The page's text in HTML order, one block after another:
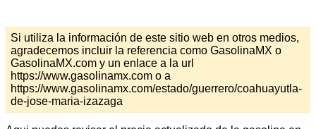
Si utiliza la información de este sitio web en otros medios,
agradecemos incluir la referencia como GasolinaMX o
GasolinaMX.com y un enlace a la url
https://www.gasolinamx.com o a
https://www.gasolinamx.com/estado/guerrero/coahuayutla-
de-jose-maria-izazaga